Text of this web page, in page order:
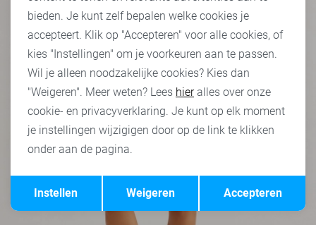
Terug Opslaan
bieden. Je kunt zelf bepalen welke cookies je
accepteert. Klik op "Accepteren" voor alle cookies, of
kies "Instellingen" om je voorkeuren aan te passen.
Wil je alleen noodzakelijke cookies? Kies dan
"Weigeren". Meer weten? Lees hieralles over onze
cookie- en privacyverklaring. Je kunt op elk moment
je instellingen wijzigigen door op de link te klikken
onder aan de pagina.
Accepteren
Weigeren
Instellen